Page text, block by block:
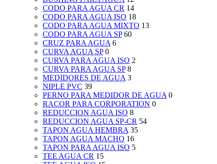
CODO PARA AGUA CR 14
CODO PARA AGUA ISO 18
CODO PARA AGUA MIXTO 13
CODO PARA AGUA SP 60
CRUZ PARA AGUA 6
CURVA AGUA SP 0
CURVA PARA AGUA ISO 2
CURVA PARA AGUA SP 8
MEDIDORES DE AGUA 3
NIPLE PVC 39
PERNO PARA MEDIDOR DE AGUA 0
RACOR PARA CORPORATION 0
REDUCCION AGUA ISO 8
REDUCCION AGUA SP-CR 54
TAPON AGUA HEMBRA 35
TAPON AGUA MACHO 16
TAPON PARA AGUA ISO 5
TEE AGUA CR 15